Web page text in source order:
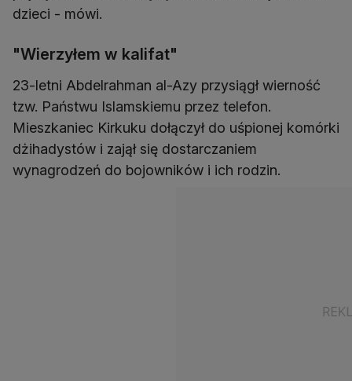
dzieci - mówi.
"Wierzyłem w kalifat"
23-letni Abdelrahman al-Azy przysiągł wierność
tzw. Państwu Islamskiemu przez telefon.
Mieszkaniec Kirkuku dołączył do uśpionej komórki
dżihadystów i zajął się dostarczaniem
wynagrodzeń do bojowników i ich rodzin.